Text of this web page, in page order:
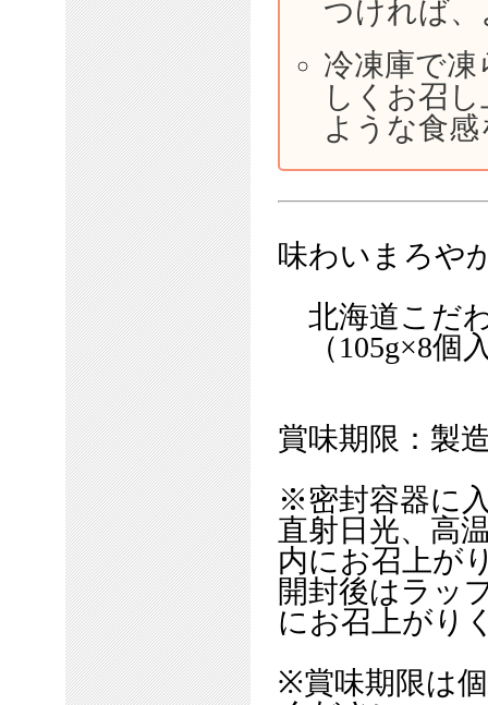
つければ
冷凍庫で
しくお召
ような食
味わいまろや
北海道こだ
（105g×8個
賞味期限：製
※密封容器に
直射日光、高
内にお召上が
開封後はラッ
にお召上がり
※賞味期限は